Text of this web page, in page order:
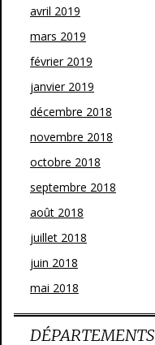
avril 2019
mars 2019
février 2019
janvier 2019
décembre 2018
novembre 2018
octobre 2018
septembre 2018
août 2018
juillet 2018
juin 2018
mai 2018
DÉPARTEMENTS